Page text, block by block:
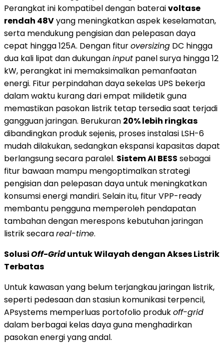
Perangkat ini kompatibel dengan bateraivoltase
rendah 48Vyang meningkatkan aspek keselamatan,
serta mendukung pengisian dan pelepasan daya
cepat hingga 125A. Dengan fituroversizing DC hingga
dua kali lipat dan dukunganinput panel surya hingga 12
kW, perangkat ini memaksimalkan pemanfaatan
energi. Fitur perpindahan daya sekelas UPS bekerja
dalam waktu kurang dari empat milidetik guna
memastikan pasokan listrik tetap tersedia saat terjadi
gangguan jaringan. Berukuran 20% lebih ringkas
dibandingkan produk sejenis, proses instalasi LSH-6
mudah dilakukan, sedangkan ekspansi kapasitas dapat
berlangsung secara paralel. Sistem AI BESS sebagai
fitur bawaan mampu mengoptimalkan strategi
pengisian dan pelepasan daya untuk meningkatkan
konsumsi energi mandiri. Selain itu, fitur VPP-ready
membantu pengguna memperoleh pendapatan
tambahan dengan merespons kebutuhan jaringan
listrik secarareal-time.
SolusiOff-Griduntuk Wilayah dengan Akses Listrik
Terbatas
Untuk kawasan yang belum terjangkau jaringan listrik,
seperti pedesaan dan stasiun komunikasi terpencil,
APsystems memperluas portofolio produkoff-grid
dalam berbagai kelas daya guna menghadirkan
pasokan energi yang andal.